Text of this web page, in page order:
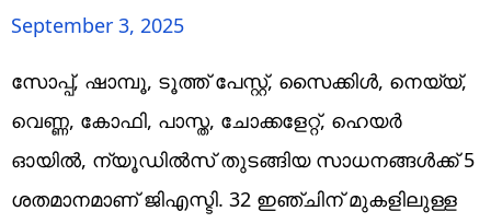
September 3, 2025
സോപ്പ്, ഷാമ്പൂ, ടൂത്ത് പേസ്റ്റ്, സൈക്കിൾ, നെയ്യ്,
വെണ്ണ, കോഫി, പാസ്ത, ചോക്കളേറ്റ്, ഹെയർ
ഓയിൽ, ന്യൂഡിൽസ് തുടങ്ങിയ സാധനങ്ങൾക്ക് 5
ശതമാനമാണ് ജിഎസ്ടി. 32 ഇഞ്ചിന് മുകളിലുള്ള